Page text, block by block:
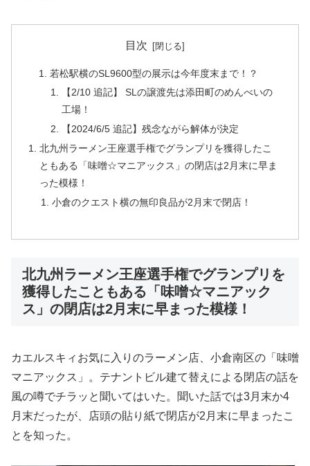
目次
若松駅横のSL9600型の展示は今年度末まで！？
【2/10 追記】 SLの譲渡先は添田町のめんべいの
工場！
【2024/6/5 追記】残念ながら解体が決定
北九州ラーメン王座選手権でグランプリを獲得したこ
ともある「味噌☆マニアックス」の閉店は2月末に早ま
った模様！
小倉のクエスト横の無印良品が2月末で閉店！
北九州ラーメン王座選手権でグランプリを
獲得したこともある「味噌☆マニアック
ス」の閉店は2月末に早まった模様！
カエルスキィお気に入りのラーメン店、小倉南区の「味噌
マニアックス」。テナントビル建て替えによる閉店の話を
風の噂でチラッと聞いてはいた。聞いた話では3月末か4
月末だったが、店頭の貼り紙で閉店が2月末に早まったこ
とを知った。